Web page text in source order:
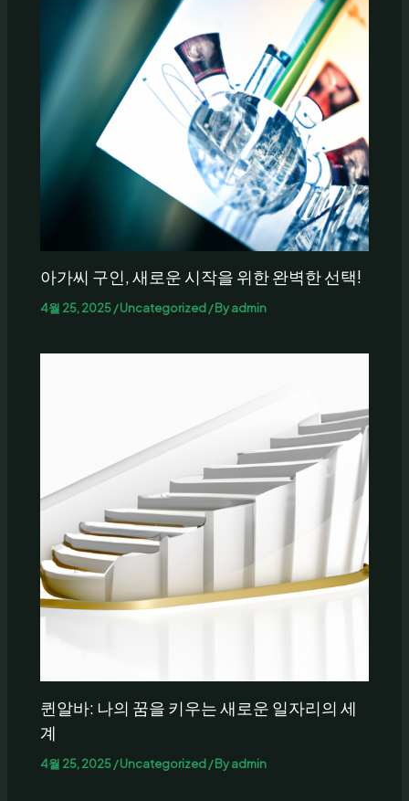
아가씨 구인, 새로운 시작을 위한 완벽한 선택!
4월 25, 2025/Uncategorized/ Byadmin
퀸알바: 나의 꿈을 키우는 새로운 일자리의 세
계
4월 25, 2025/Uncategorized/ Byadmin